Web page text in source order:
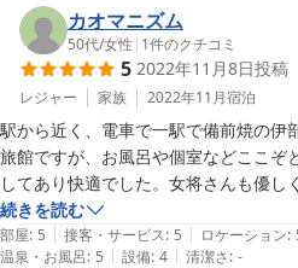
カオマニズム
50代/女性 | 1件のクチコミ
5 2022年11月8日投稿
レジャー 家族 2022年11月宿泊
駅から近く、電車で一駅で備前焼の伊
旅館ですが、お風呂や個室などここぞ
してあり快適でした。女将さんも優し
くれます。
続きを読む
部屋: 5 | 接客・サービス: 5 | ロケーション:
温泉・お風呂: 5 | 設備: 4 | 清潔さ: -